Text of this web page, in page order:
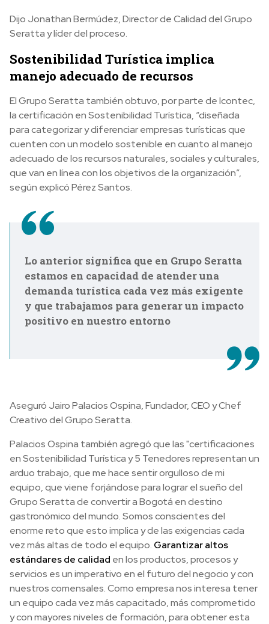
Dijo Jonathan Bermúdez, Director de Calidad del Grupo
Seratta y líder del proceso.
Sostenibilidad Turística implica
manejo adecuado de recursos
El Grupo Seratta también obtuvo, por parte de Icontec,
la certificación en Sostenibilidad Turística, “diseñada
para categorizar y diferenciar empresas turísticas que
cuenten con un modelo sostenible en cuanto al manejo
adecuado de los recursos naturales, sociales y culturales,
que van en línea con los objetivos de la organización”,
según explicó Pérez Santos.
Lo anterior significa que en Grupo Seratta
estamos en capacidad de atender una
demanda turística cada vez más exigente
y que trabajamos para generar un impacto
positivo en nuestro entorno
Aseguró Jairo Palacios Ospina, Fundador, CEO y Chef
Creativo del Grupo Seratta.
Palacios Ospina también agregó que las "certificaciones
en Sostenibilidad Turística y 5 Tenedores representan un
arduo trabajo, que me hace sentir orgulloso de mi
equipo, que viene forjándose para lograr el sueño del
Grupo Seratta de convertir a Bogotá en destino
gastronómico del mundo. Somos conscientes del
enorme reto que esto implica y de las exigencias cada
vez más altas de todo el equipo. Garantizar altos
estándares de calidad en los productos, procesos y
servicios es un imperativo en el futuro del negocio y con
nuestros comensales. Como empresa nos interesa tener
un equipo cada vez más capacitado, más comprometido
y con mayores niveles de formación, para obtener esta